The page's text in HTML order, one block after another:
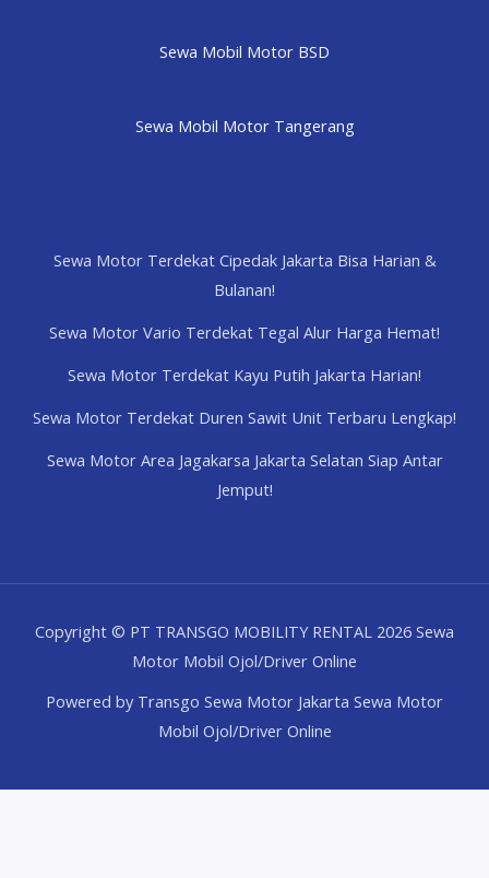
Sewa Mobil Motor BSD
Sewa Mobil Motor Tangerang
Sewa Motor Terdekat Cipedak Jakarta Bisa Harian &
Bulanan!
Sewa Motor Vario Terdekat Tegal Alur Harga Hemat!
Sewa Motor Terdekat Kayu Putih Jakarta Harian!
Sewa Motor Terdekat Duren Sawit Unit Terbaru Lengkap!
Sewa Motor Area Jagakarsa Jakarta Selatan Siap Antar
Jemput!
Copyright © PT TRANSGO MOBILITY RENTAL 2026 Sewa
Motor Mobil Ojol/Driver Online
Powered by Transgo Sewa Motor Jakarta Sewa Motor
Mobil Ojol/Driver Online